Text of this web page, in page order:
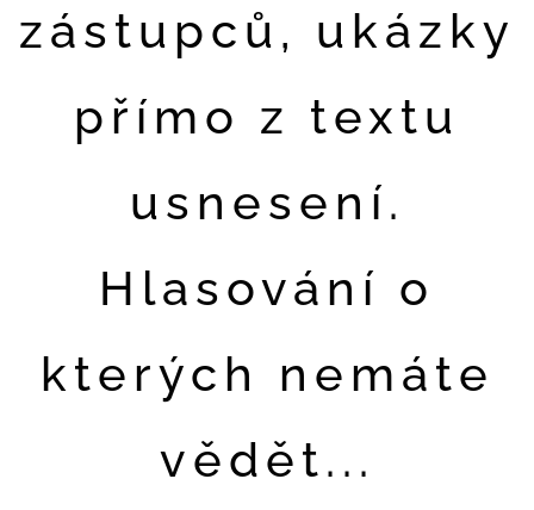
zástupců, ukázky
přímo z textu
usnesení.
Hlasování o
kterých nemáte
vědět...